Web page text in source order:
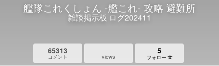
艦隊これくしょん -艦これ- 攻略 避難所
雑談掲示板 ログ202411
65313
コメント views
5
フォロー